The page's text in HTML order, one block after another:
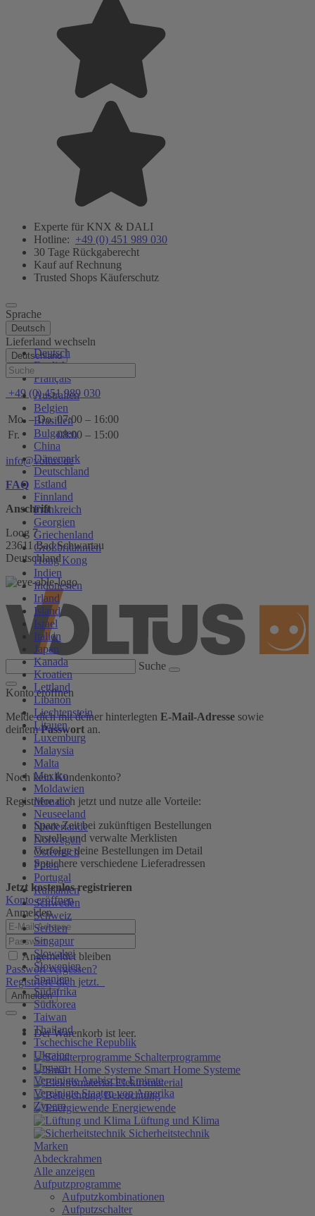
Experte für KNX & DALI
Hotline: +49 (0) 451 989 030
30 Tage Rückgaberecht
Kauf auf Rechnung
Trusted Shops Käuferschutz
Sprache
Deutsch
Deutsch
English
Français
Lieferland wechseln
Deutschland
Australien
Belgien
Brasilien
Bulgarien
China
Dänemark
Deutschland
Estland
Finnland
Frankreich
Georgien
Griechenland
Großbritannien
Hong Kong
Indien
Indonesien
Irland
Island
Israel
Italien
Japan
Kanada
Kroatien
Lettland
Libanon
Liechtenstein
Litauen
Luxemburg
Malaysia
Malta
Mexiko
Moldawien
Monaco
Neuseeland
Niederlande
Norwegen
Österreich
Polen
Portugal
Rumänien
Schweden
Schweiz
Serbien
Singapur
Slowakei
Slowenien
Spanien
Südafrika
Südkorea
Taiwan
Thailand
Tschechische Republik
Ukraine
Ungarn
Vereinigte Arabische Emirate
Vereinigte Staaten von Amerika
Zypern
Hilfe
+49 (0) 451 989 030
Mo. – Do. 07:00 – 16:00
Fr.
08:00 – 15:00
info@voltus.de
FAQ
Anschrift
Loog 7
23611 Bad Schwartau
Deutschland
Suche
Konto eröffnen
Melde dich mit deiner hinterlegten E-Mail-Adresse sowie
deinemPasswort an.
Noch kein Kundenkonto?
Registriere dich jetzt und nutze alle Vorteile:
Spare Zeit bei zukünftigen Bestellungen
Erstelle und verwalte Merklisten
Verfolge deine Bestellungen im Detail
Speichere verschiedene Lieferadressen
Jetzt kostenlos registrieren
Konto eröffnen
Anmelden
Angemeldet bleiben
Passwort vergessen?
Registriere dich jetzt.
Anmelden
Der Warenkorb ist leer.
Schalterprogramme
Smart Home Systeme
Elektromaterial
Beleuchtung
Energiewende
Lüftung und Klima
Sicherheitstechnik
Marken
Abdeckrahmen
Alle anzeigen
Aufputzprogramme
Aufputzkombinationen
Aufputzschalter